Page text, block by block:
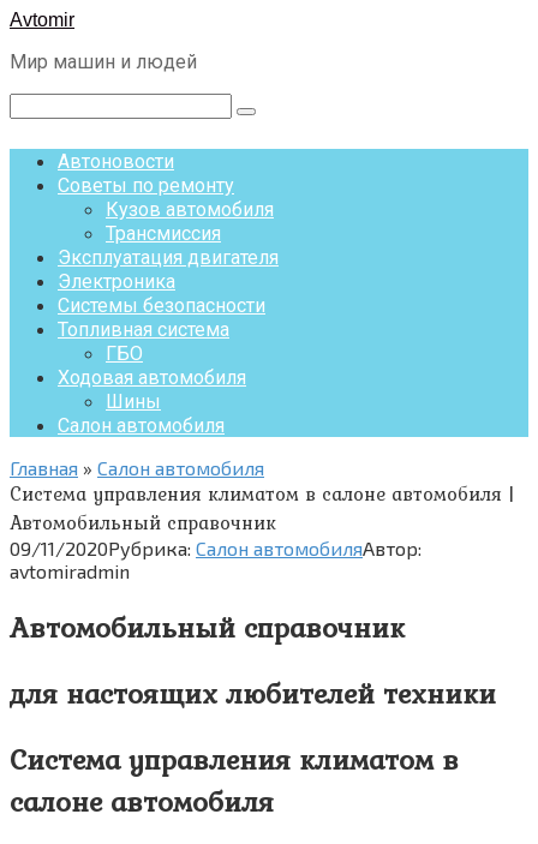
Перейти
контенту
Avtomir
Мир машин и людей
Поиск:
Автоновости
Советы по ремонту
Кузов автомобиля
Трансмиссия
Эксплуатация двигателя
Электроника
Системы безопасности
Топливная система
ГБО
Ходовая автомобиля
Шины
Салон автомобиля
Главная » Салон автомобиля
Система управления климатом в салоне автомобиля |
Автомобильный справочник
09/11/2020Рубрика: Салон автомобиляАвтор:
avtomiradmin
Автомобильный справочник
для настоящих любителей техники
Система управления климатом в
салоне автомобиля